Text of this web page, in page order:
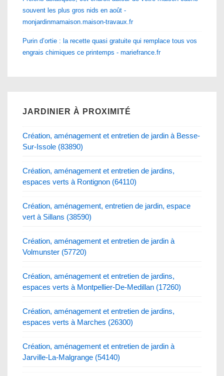
souvent les plus gros nids en août -
monjardinmamaison.maison-travaux.fr
Purin d’ortie : la recette quasi gratuite qui remplace tous vos
engrais chimiques ce printemps - mariefrance.fr
JARDINIER À PROXIMITÉ
Création, aménagement et entretien de jardin à Besse-
Sur-Issole (83890)
Création, aménagement et entretien de jardins,
espaces verts à Rontignon (64110)
Création, aménagement, entretien de jardin, espace
vert à Sillans (38590)
Création, aménagement et entretien de jardin à
Volmunster (57720)
Création, aménagement et entretien de jardins,
espaces verts à Montpellier-De-Medillan (17260)
Création, aménagement et entretien de jardins,
espaces verts à Marches (26300)
Création, aménagement et entretien de jardin à
Jarville-La-Malgrange (54140)